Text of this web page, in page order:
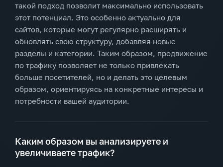
такой подход позволит максимально использовать
этот потенциал. Это особенно актуально для
сайтов, которые могут регулярно расширять и
обновлять свою структуру, добавляя новые
разделы и категории. Таким образом, продвижение
по трафику позволяет не только привлекать
больше посетителей, но и делать это целевым
образом, ориентируясь на конкретные интересы и
потребности вашей аудитории.
Каким образом вы анализируете и
увеличиваете трафик?